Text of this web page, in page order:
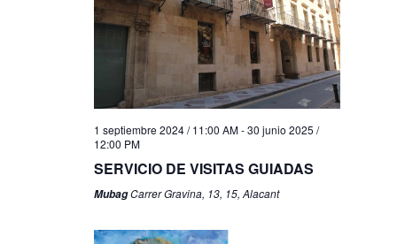
1 septiembre 2024 / 11:00 AM-30 junio 2025 /
12:00 PM
SERVICIO DE VISITAS GUIADAS
MubagCarrer Gravina, 13, 15, Alacant